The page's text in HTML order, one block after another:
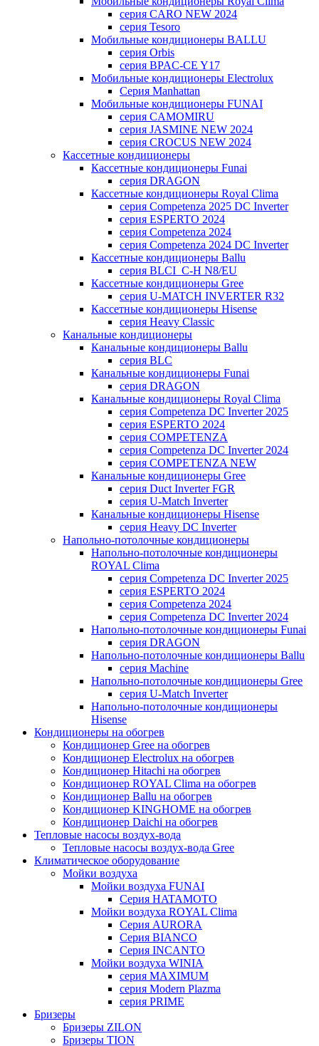
серия CARO NEW 2024
серия Tesoro
Мобильные кондиционеры BALLU
серия Orbis
серия BPAC-CE Y17
Мобильные кондиционеры Electrolux
Cерия Manhattan
Мобильные кондиционеры FUNAI
серия CAMOMIRU
серия JASMINE NEW 2024
серия CROCUS NEW 2024
Кассетные кондиционеры
Кассетные кондиционеры Funai
серия DRAGON
Кассетные кондиционеры Royal Clima
серия Competenza 2025 DC Inverter
серия ESPERTO 2024
серия Competenza 2024
серия Competenza 2024 DC Inverter
Кассетные кондиционеры Ballu
серия BLCI_C-H N8/EU
Кассетные кондиционеры Gree
серия U-MATCH INVERTER R32
Кассетные кондиционеры Hisense
серия Heavy Classic
Канальные кондиционеры
Канальные кондиционеры Ballu
серия BLC
Канальные кондиционеры Funai
серия DRAGON
Канальные кондиционеры Royal Clima
серия Competenza DC Inverter 2025
серия ESPERTO 2024
серия COMPETENZA
серия Competenza DC Inverter 2024
серия COMPETENZA NEW
Канальные кондиционеры Gree
серия Duct Inverter FGR
серия U-Match Inverter
Канальные кондиционеры Hisense
серия Heavy DC Inverter
Напольно-потолочные кондиционеры
Напольно-потолочные кондиционеры
ROYAL Clima
серия Competenza DC Inverter 2025
серия ESPERTO 2024
серия Competenza 2024
серия Competenza DC Inverter 2024
Напольно-потолочные кондиционеры Funai
серия DRAGON
Напольно-потолочные кондиционеры Ballu
серия Machine
Напольно-потолочные кондиционеры Gree
серия U-Match Inverter
Напольно-потолочные кондиционеры
Hisense
Кондиционеры на обогрев
Кондиционер Gree на обогрев
Кондиционер Electrolux на обогрев
Кондиционер Hitachi на обогрев
Кондиционер ROYAL Clima на обогрев
Кондиционер Ballu на обогрев
Кондиционер KINGHOME на обогрев
Кондиционер Daichi на обогрев
Тепловые насосы воздух-вода
Тепловые насосы воздух-вода Gree
Климатическое оборудование
Мойки воздуха
Мойки воздуха FUNAI
Серия HATAMOTO
Мойки воздуха ROYAL Clima
Серия AURORA
Серия BIANCO
Серия INCANTO
Мойки воздуха WINIA
серия MAXIMUM
серия Modern Plazma
серия PRIME
Бризеры
Бризеры ZILON
Бризеры TION